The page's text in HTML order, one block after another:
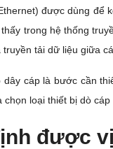
được dùng để
trong hệ thống
tải dữ liệu giữa
dây cáp là bước cần
chọn loại thiết bị dò
được